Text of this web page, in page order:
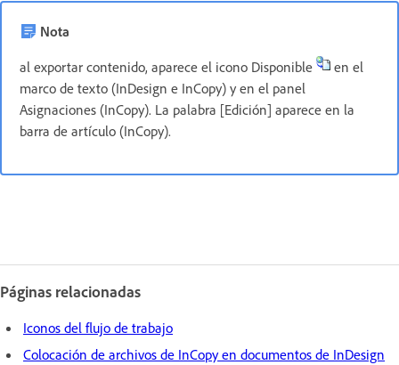
Nota
al exportar contenido, aparece el icono Disponible
en el
marco de texto (InDesign e InCopy) y en el panel
Asignaciones (InCopy). La palabra [Edición] aparece en la
barra de artículo (InCopy).
Páginas relacionadas
Iconos del flujo de trabajo
Colocación de archivos de InCopy en documentos de InDesign